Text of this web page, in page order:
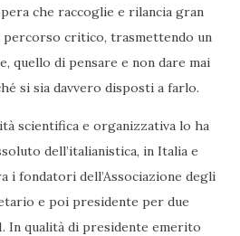
che raccoglie e rilancia gran
critico, trasmettendo un
quello di pensare e non dare mai
si sia davvero disposti a farlo.
scientifica e organizzativa lo ha
dell’italianistica, in Italia e
i fondatori dell’Associazione degli
e poi presidente per due
In qualità di presidente emerito